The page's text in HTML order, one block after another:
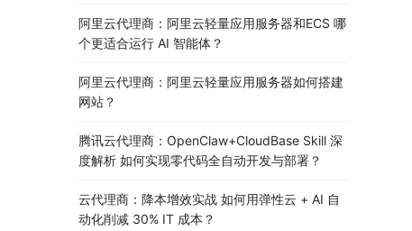
阿里云代理商：阿里云轻量应用服务器和ECS 哪
个更适合运行 AI 智能体？
阿里云代理商：阿里云轻量应用服务器如何搭建
网站？
腾讯云代理商：OpenClaw+CloudBase Skill 深
度解析 如何实现零代码全自动开发与部署？
云代理商：降本增效实战 如何用弹性云 + AI 自
动化削减 30% IT 成本？